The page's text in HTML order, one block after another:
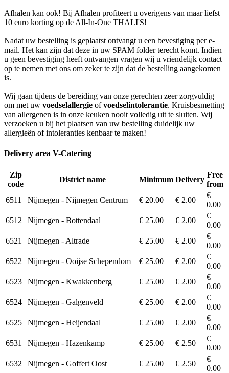
Afhalen kan ook! Bij Afhalen profiteert u overigens van maar liefst
10 euro korting op de All-In-One THALI'S!
Nadat uw bestelling is geplaatst ontvangt u een bevestiging per e-
mail. Het kan zijn dat deze in uw SPAM folder terecht komt. Indien
u geen bevestiging heeft ontvangen vragen wij u vriendelijk contact
op te nemen met ons om zeker te zijn dat de bestelling aangekomen
is.
Wij gaan tijdens de bereiding van onze gerechten zeer zorgvuldig
om met uw voedselallergie ofvoedselintolerantie. Kruisbesmetting
van allergenen is in onze keuken nooit volledig uit te sluiten. Wij
verzoeken u bij het plaatsen van uw bestelling duidelijk uw
allergieën of intoleranties kenbaar te maken!
Delivery area V-Catering
Zip
code
District name Minimum Delivery
Free
from
6511
Nijmegen - Nijmegen Centrum € 20.00 € 2.00
€
0.00
6512
Nijmegen - Bottendaal € 25.00 € 2.00
€
0.00
6521
Nijmegen - Altrade € 25.00 € 2.00
€
0.00
6522
Nijmegen - Ooijse Schependom € 25.00 € 2.00
€
0.00
6523
Nijmegen - Kwakkenberg € 25.00 € 2.00
€
0.00
6524
Nijmegen - Galgenveld € 25.00 € 2.00
€
0.00
6525
Nijmegen - Heijendaal € 25.00 € 2.00
€
0.00
6531
Nijmegen - Hazenkamp € 25.00 € 2.50
€
0.00
6532
Nijmegen - Goffert Oost € 25.00 € 2.50
€
0.00